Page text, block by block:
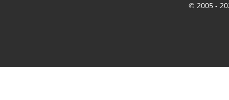
© 2005 -